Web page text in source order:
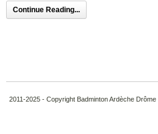
Continue Reading...
2011-2025 - Copyright Badminton Ardèche Drôme